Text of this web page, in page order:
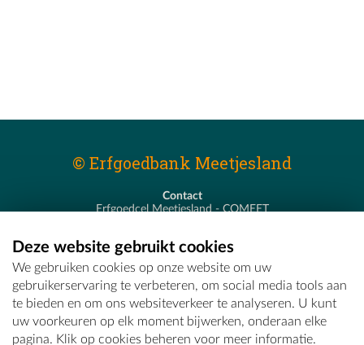
© Erfgoedbank Meetjesland
Contact
Erfgoedcel Meetjesland - COMEET
T - 09 373 75 96
E -erfgoedcel@comeet.be
Deze website gebruikt cookies
We gebruiken cookies op onze website om uw
gebruikerservaring te verbeteren, om social media tools aan
te bieden en om ons websiteverkeer te analyseren. U kunt
uw voorkeuren op elk moment bijwerken, onderaan elke
pagina. Klik op cookies beheren voor meer informatie.